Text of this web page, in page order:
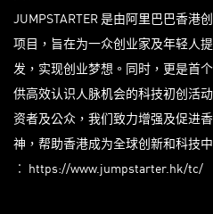
JUMPSTARTER 是由阿里巴巴香港
项目，旨在为一众创业家及年轻人
发，实现创业梦想。同时，更是首
供高效认识人脉机会的科技初创活
资者及公众，我们致力增强及促进
神，帮助香港成为全球创新和科技
︰ https://www.jumpstarter.hk/tc/